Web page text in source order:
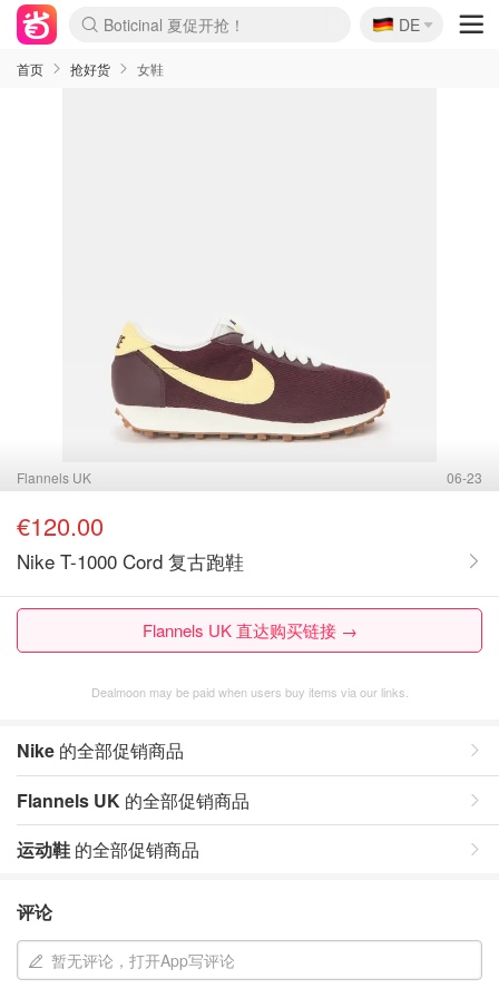
Boticinal 夏促开抢！
4折！lulu周四疯狂上新
还没结束！&OtherStories大促
Joybuy变相75折 随时失效
速领！Stanley独家85折
疑似霸哥！Camper额外叠85折
Zalando 奥莱闪促！每日更新
Moncler反季囤！5折起+叠9折
Coach Brooklyn仅€192
🇩🇪
DE
首页 抢好货 女鞋
Flannels UK 06-23
€120.00
Nike T-1000 Cord 复古跑鞋
Flannels UK 直达购买链接 →
Dealmoon may be paid when users buy items via our links.
Nike 的全部促销商品
Flannels UK 的全部促销商品
运动鞋 的全部促销商品
评论
暂无评论，打开App写评论